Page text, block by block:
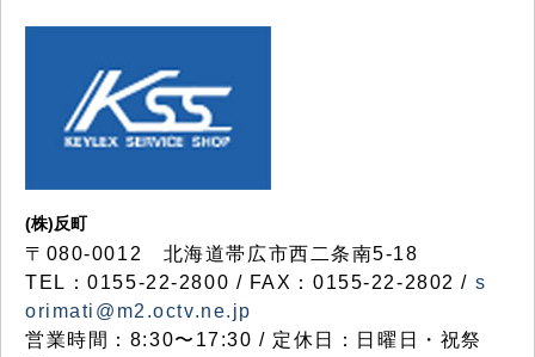
(株)反町
〒080-0012 北海道帯広市西二条南5-18
TEL：0155-22-2800 / FAX：0155-22-2802 / s
orimati@m2.octv.ne.jp
営業時間：8:30〜17:30 / 定休日：日曜日・祝祭